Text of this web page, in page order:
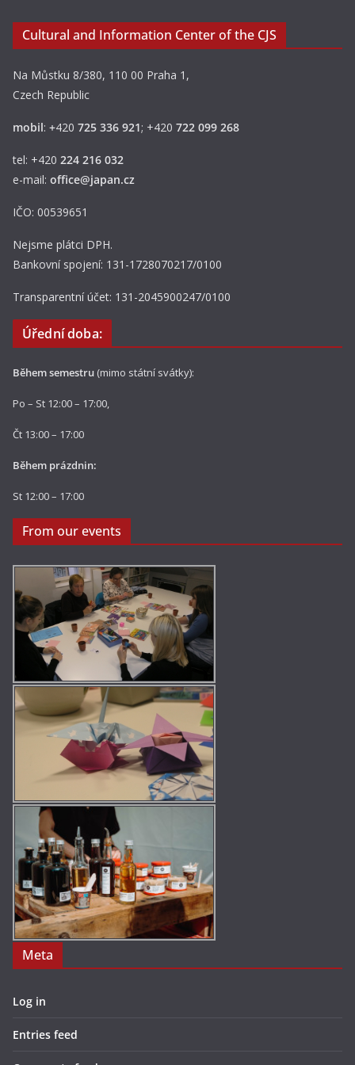
Cultural and Information Center of the CJS
Na Můstku 8/380, 110 00 Praha 1,
Czech Republic
mobil: +420 725 336 921; +420 722 099 268
tel: +420 224 216 032
e-mail: office@japan.cz
IČO: 00539651
Nejsme plátci DPH.
Bankovní spojení: 131-1728070217/0100
Transparentní účet: 131-2045900247/0100
Úřední doba:
Během semestru (mimo státní svátky):
Po – St 12:00 – 17:00,
Čt 13:00 – 17:00
Během prázdnin:
St 12:00 – 17:00
From our events
Meta
Log in
Entries feed